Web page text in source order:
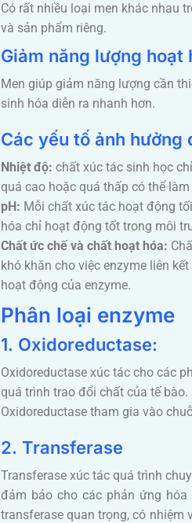
Có rất nhiều loại men khác nhau
và sản phẩm riêng.
Giảm năng lượng hoạt
Men giúp giảm năng lượng cần
sinh hóa diễn ra nhanh hơn.
Các yếu tố ảnh hưởng
Nhiệt độ: chất xúc tác sinh học
quá cao hoặc quá thấp có thể
pH: Mỗi chất xúc tác hoạt động
hóa chỉ hoạt động tốt trong môi
Chất ức chế và chất hoạt hóa:
khó khăn cho việc enzyme liên
hoạt động của enzyme.
Phân loại enzyme
1. Oxidoreductase:
Oxidoreductase xúc tác cho các
quá trình trao đổi chất của tế
Oxidoreductase tham gia vào
2. Transferase
Transferase xúc tác quá trình
đảm bảo cho các phản ứng
transferase quan trọng, có